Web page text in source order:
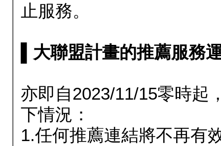
止服務。
▌大聯盟計畫的推薦服務
亦即自2023/11/15零時起
下情況：
1.任何推薦連結將不再有